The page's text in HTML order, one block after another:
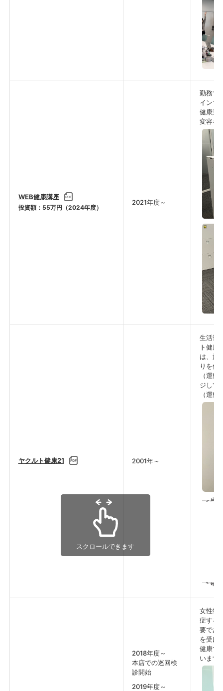
WEB健康講座
投資額：55万円（2024年度）
2021年度～
勤務す
インで
健康意
変容を
ヤクルト健康21 2001年～
生活習
ト健康
は、施
りを促
（運
ジして
（運
2018年度～
本店での巡回検
診開始
2019年度～
女性特
症する
要であ
を受け
健康で
います
スクロールできます